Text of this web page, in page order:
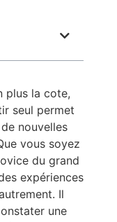
plus la cote,
seul permet
nouvelles
vous soyez
du grand
expériences
Il
une